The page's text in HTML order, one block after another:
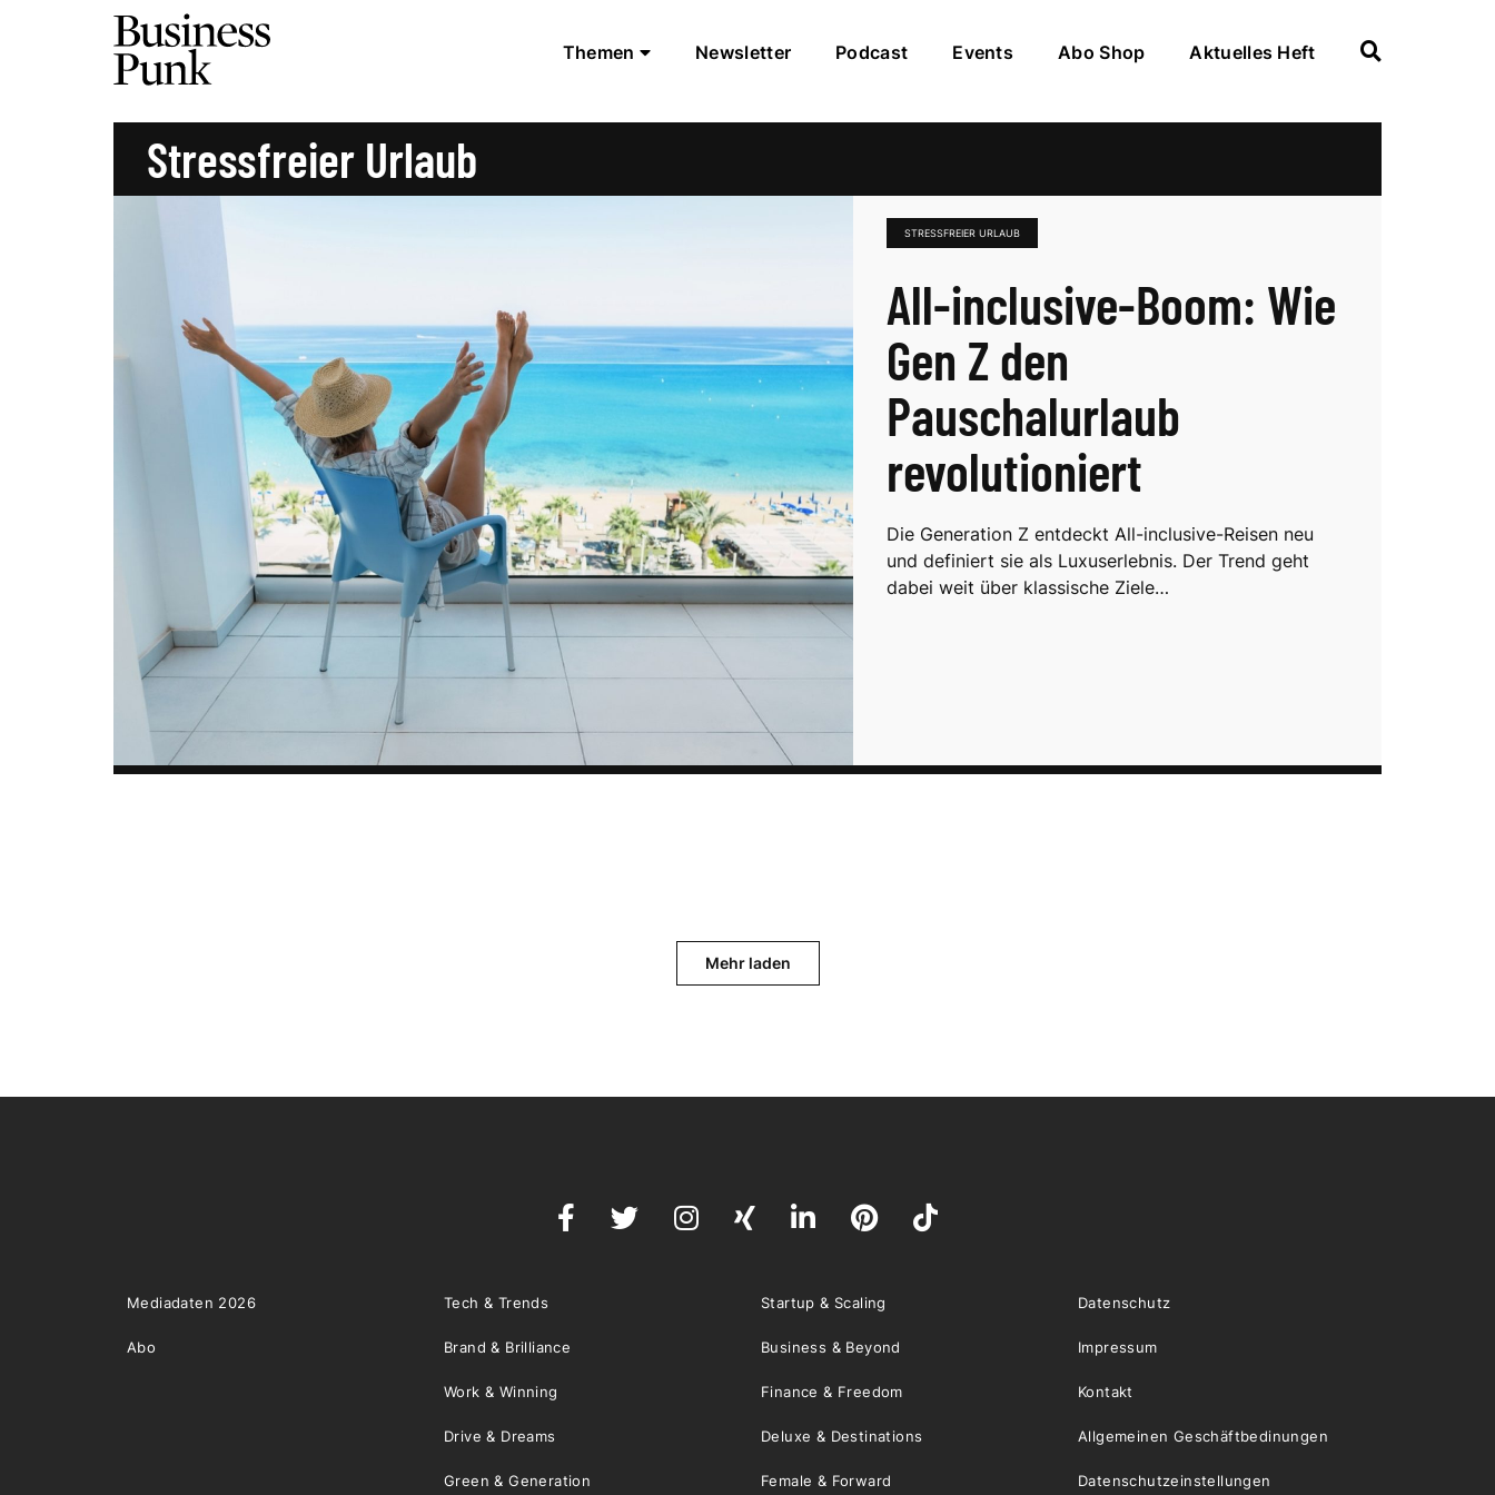
Themen Newsletter Podcast Events Abo Shop Aktuelles Heft
Stressfreier Urlaub
STRESSFREIER URLAUB
All-inclusive-Boom: Wie
Gen Z den
Pauschalurlaub
revolutioniert
Die Generation Z entdeckt All-inclusive-Reisen neu
und definiert sie als Luxuserlebnis. Der Trend geht
dabei weit über klassische Ziele…
Mehr laden
Mediadaten 2026
Abo
Tech & Trends Startup & Scaling
Brand & Brilliance Business & Beyond
Work & Winning Finance & Freedom
Drive & Dreams Deluxe & Destinations
Green & Generation Female & Forward
Datenschutz
Impressum
Kontakt
Allgemeinen Geschäftbedinungen
Datenschutzeinstellungen